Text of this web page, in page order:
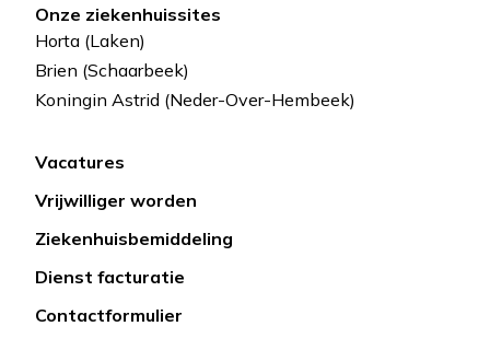
Onze ziekenhuissites
Horta (Laken)
Brien (Schaarbeek)
Koningin Astrid (Neder-Over-Hembeek)
Lien
rapide
Vacatures
Vrijwilliger worden
Ziekenhuisbemiddeling
Dienst facturatie
Contactformulier